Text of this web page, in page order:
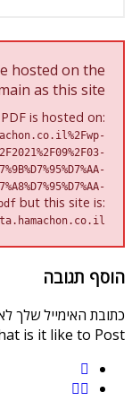
hosted on the
as this site.
PDF is hosted on:
but this site is:
הוסף תגובה
כתובת האימייל שלך
is it like to Post?